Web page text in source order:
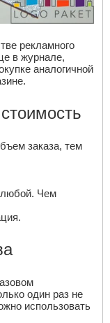
рекламного
в журнале,
аналогичной
заказа, тем
любой. Чем
один раз не
использовать